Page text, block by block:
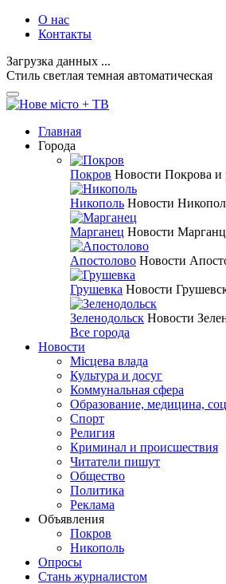
О нас
Контакты
Загрузка данных ...
Стиль светлая темная автоматическая
Главная
Города
Покров Новости Покрова и
Никополь Новости
Марганец Новости
Апостолово Новости
Грушевка Новости
Зеленодольск Новости
Все города
Новости
Місцева влада
Культура и досуг
Коммунальная сфера
Образование, медицина,
Спорт
Религия
Криминал и происшествия
Читатели пишут
Общество
Политика
Реклама
Объявления
Покров
Никополь
Опросы
Стань журналистом